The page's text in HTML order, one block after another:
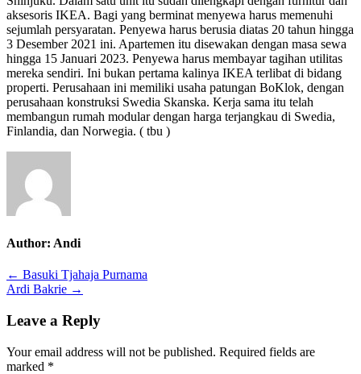
aksesoris IKEA. Bagi yang berminat menyewa harus memenuhi
sejumlah persyaratan. Penyewa harus berusia diatas 20 tahun hingga
3 Desember 2021 ini. Apartemen itu disewakan dengan masa sewa
hingga 15 Januari 2023. Penyewa harus membayar tagihan utilitas
mereka sendiri. Ini bukan pertama kalinya IKEA terlibat di bidang
properti. Perusahaan ini memiliki usaha patungan BoKlok, dengan
perusahaan konstruksi Swedia Skanska. Kerja sama itu telah
membangun rumah modular dengan harga terjangkau di Swedia,
Finlandia, dan Norwegia. ( tbu )
Author: Andi
Post
navigation
← Basuki Tjahaja Purnama
Ardi Bakrie →
Leave a Reply
Your email address will not be published. Required fields are
marked *